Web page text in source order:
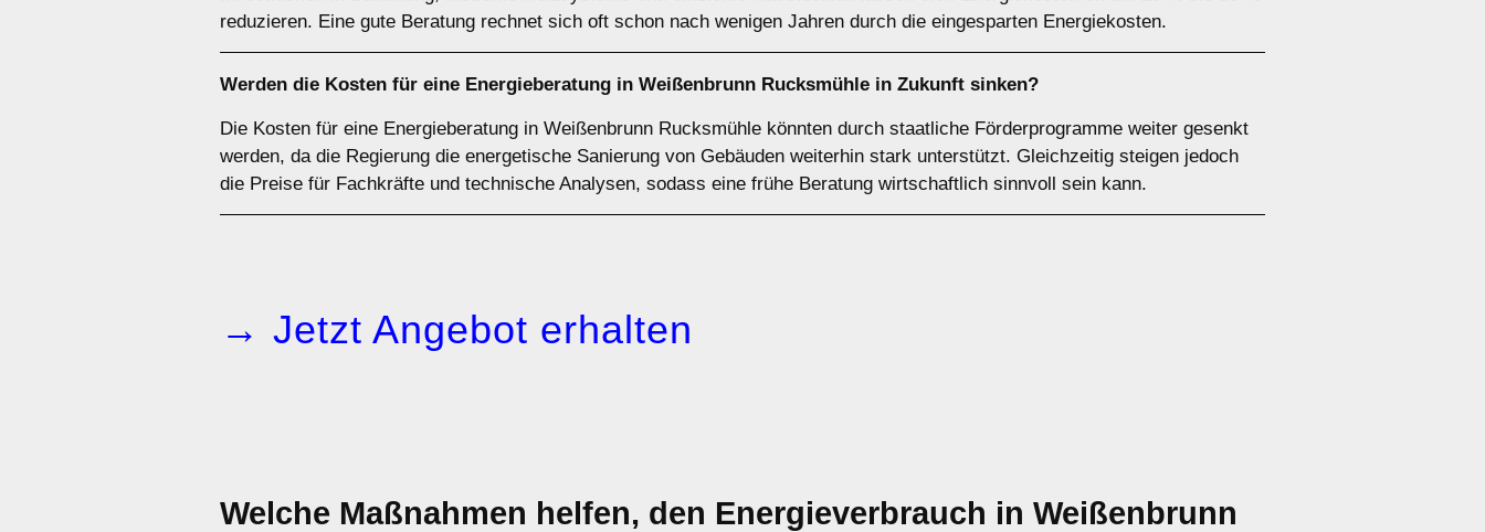
reduzieren. Eine gute Beratung rechnet sich oft schon nach wenigen Jahren durch die eingesparten Energiekosten.
Werden die Kosten für eine Energieberatung in Weißenbrunn Rucksmühle in Zukunft sinken?
Die Kosten für eine Energieberatung in Weißenbrunn Rucksmühle könnten durch staatliche Förderprogramme weiter gesenkt
werden, da die Regierung die energetische Sanierung von Gebäuden weiterhin stark unterstützt. Gleichzeitig steigen jedoch
die Preise für Fachkräfte und technische Analysen, sodass eine frühe Beratung wirtschaftlich sinnvoll sein kann.
→ Jetzt Angebot erhalten
Welche Maßnahmen helfen, den Energieverbrauch in Weißenbrunn